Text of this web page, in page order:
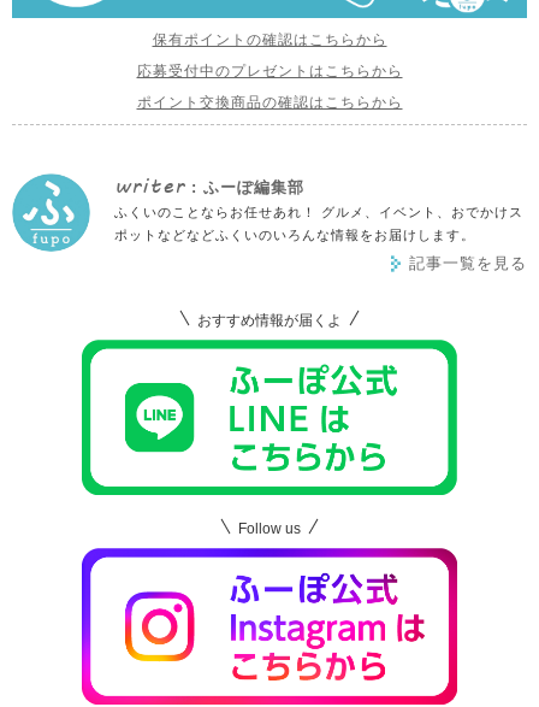
保有ポイントの確認はこちらから
応募受付中のプレゼントはこちらから
ポイント交換商品の確認はこちらから
writer : ふーぽ編集部
ふくいのことならお任せあれ！ グルメ、イベント、おでかけス
ポットなどなどふくいのいろんな情報をお届けします。
記事一覧を見る
おすすめ情報が届くよ
Follow us